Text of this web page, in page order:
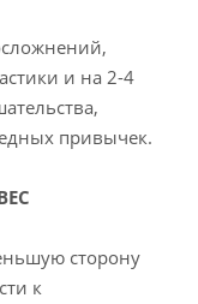
и на 2-4
привычек.
сторону
к